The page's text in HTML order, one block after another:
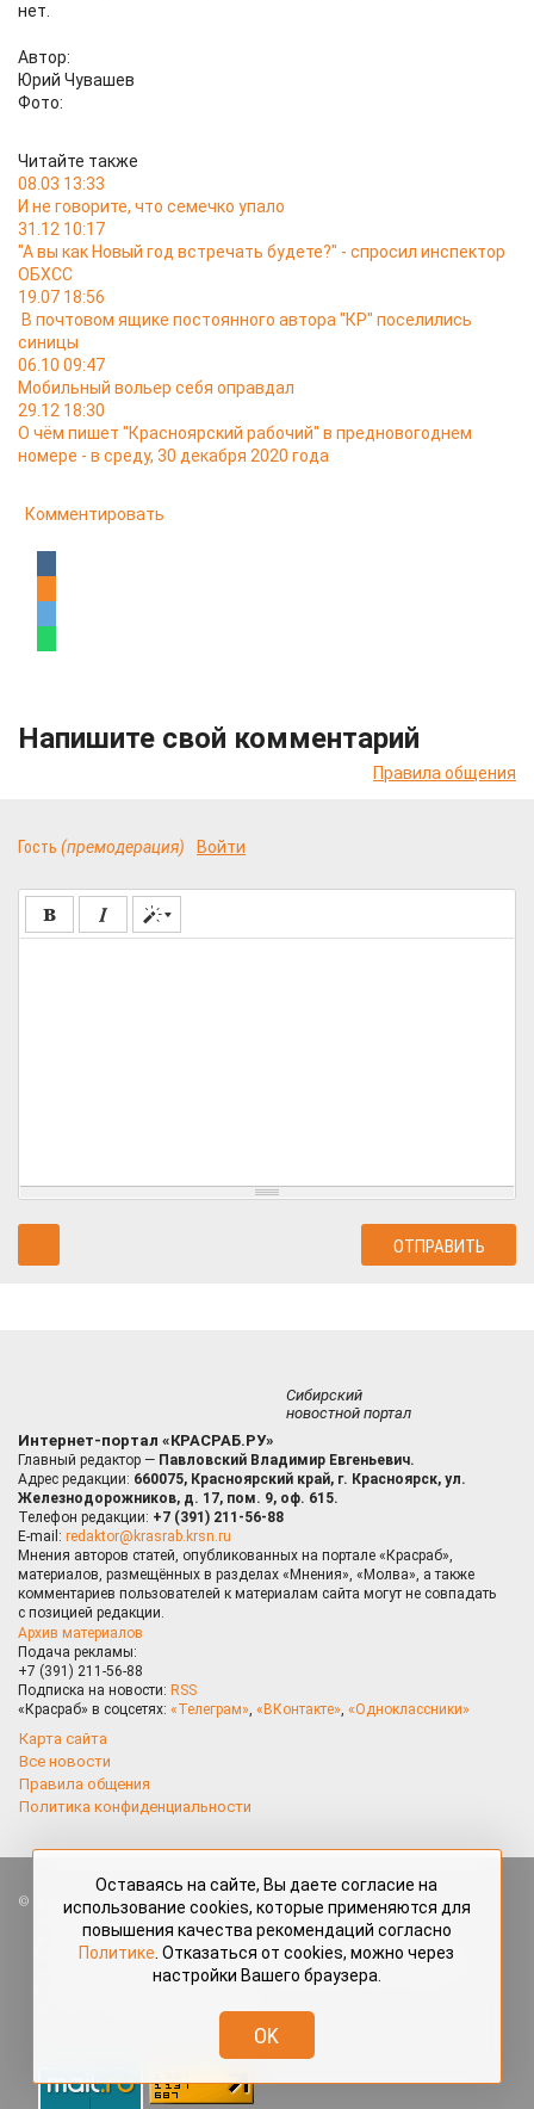
нет.
Автор:
Юрий Чувашев
Фото:
Читайте также
08.03 13:33
И не говорите, что семечко упало
31.12 10:17
"А вы как Новый год встречать будете?" - спросил инспектор
ОБХСС
19.07 18:56
В почтовом ящике постоянного автора "КР" поселились
синицы
06.10 09:47
Мобильный вольер себя оправдал
29.12 18:30
О чём пишет "Красноярский рабочий" в предновогоднем
номере - в среду, 30 декабря 2020 года
Комментировать
Напишите свой комментарий
Правила общения
Гость (премодерация) Войти
Сибирский
новостной портал
Интернет-портал «КРАСРАБ.РУ»
Главный редактор — Павловский Владимир Евгеньевич.
Адрес редакции: 660075, Красноярский край, г. Красноярск, ул.
Железнодорожников, д. 17, пом. 9, оф. 615.
Телефон редакции: +7 (391) 211-56-88
E-mail: redaktor@krasrab.krsn.ru
Мнения авторов статей, опубликованных на портале «Красраб»,
материалов, размещённых в разделах «Мнения», «Молва», а также
комментариев пользователей к материалам сайта могут не совпадать
с позицией редакции.
Архив материалов
Подача рекламы:
+7 (391) 211-56-88
Подписка на новости: RSS
«Красраб» в соцсетях: «Телеграм», «ВКонтакте», «Одноклассники»
Карта сайта
Все новости
Правила общения
Политика конфиденциальности
Все права защищены. Любые материалы, размещённые на портале
«Красраб.ру» сотрудниками редакции, нештатными авторами
и читателями, являются объектами авторского права. Полное или
частичное использование материалов, размещённых на портале
«Красраб.ру», допускается только с письменного согласия редакции
redaktor@krasrab.krsn.ru.
Оставаясь на сайте, Вы даете согласие на
использование cookies, которые применяются для
повышения качества рекомендаций согласно
Политике . Отказаться от cookies, можно через
настройки Вашего браузера.
OK